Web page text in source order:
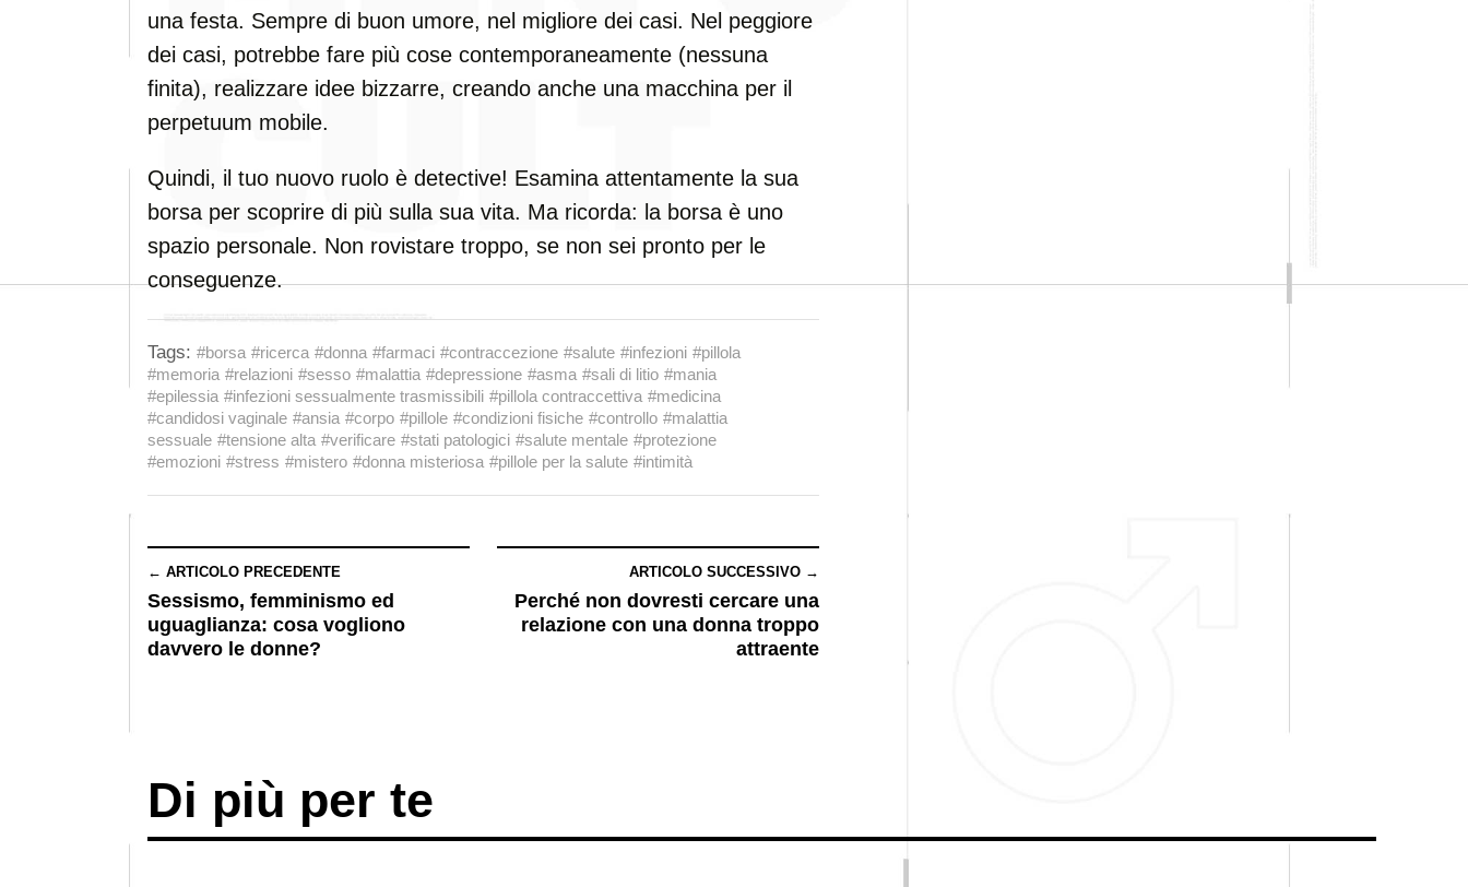
una festa. Sempre di buon umore, nel migliore dei casi. Nel peggiore
dei casi, potrebbe fare più cose contemporaneamente (nessuna
finita), realizzare idee bizzarre, creando anche una macchina per il
perpetuum mobile.
Quindi, il tuo nuovo ruolo è detective! Esamina attentamente la sua
borsa per scoprire di più sulla sua vita. Ma ricorda: la borsa è uno
spazio personale. Non rovistare troppo, se non sei pronto per le
conseguenze.
Tags: #borsa #ricerca #donna #farmaci #contraccezione #salute #infezioni #pillola
#memoria #relazioni #sesso #malattia #depressione #asma #sali di litio #mania
#epilessia #infezioni sessualmente trasmissibili #pillola contraccettiva #medicina
#candidosi vaginale #ansia #corpo #pillole #condizioni fisiche #controllo #malattia
sessuale #tensione alta #verificare #stati patologici #salute mentale #protezione
#emozioni #stress #mistero #donna misteriosa #pillole per la salute #intimità
← ARTICOLO PRECEDENTE
Sessismo, femminismo ed
uguaglianza: cosa vogliono
davvero le donne?
ARTICOLO SUCCESSIVO →
Perché non dovresti cercare una
relazione con una donna troppo
attraente
Di più per te